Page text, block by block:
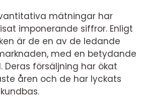
mätningar har
imponerande siffror. Enligt
är de en av de ledande
med en betydande
Deras försäljning har ökat
åren och de har lyckats